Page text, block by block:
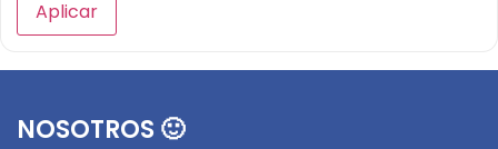
Aplicar
NOSOTROS 🙂